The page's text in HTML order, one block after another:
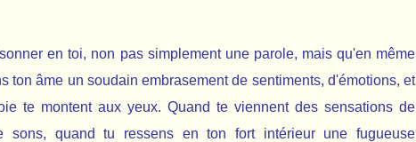
en toi, non pas simplement une parole, mais qu'en même
ton âme un soudain embrasement de sentiments, d'émotions, et
te montent aux yeux. Quand te viennent des sensations de
sons, quand tu ressens en ton fort intérieur une fugueuse